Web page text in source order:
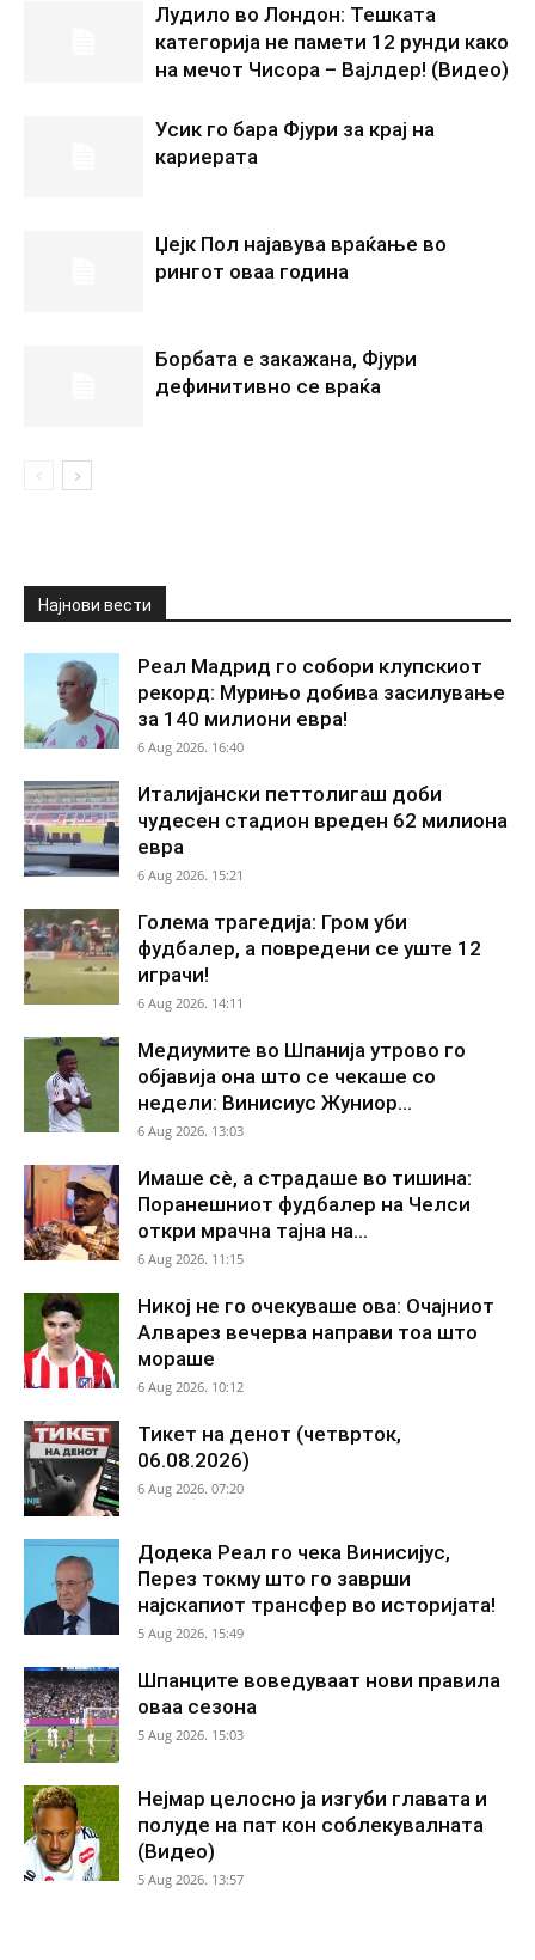
Лудило во Лондон: Тешката
категорија не памети 12 рунди како
на мечот Чисора – Вајлдер! (Видео)
Усик го бара Фјури за крај на
кариерата
Џејк Пол најавува враќање во
рингот оваа година
Борбата е закажана, Фјури
дефинитивно се враќа
Најнови вести
Реал Мадрид го собори клупскиот
рекорд: Мурињо добива засилување
за 140 милиони евра!
6 Aug 2026. 16:40
Италијански петтолигаш доби
чудесен стадион вреден 62 милиона
евра
6 Aug 2026. 15:21
Голема трагедија: Гром уби
фудбалер, а повредени се уште 12
играчи!
6 Aug 2026. 14:11
Медиумите во Шпанија утрово го
објавија она што се чекаше со
недели: Винисиус Жуниор...
6 Aug 2026. 13:03
Имаше сè, а страдаше во тишина:
Поранешниот фудбалер на Челси
откри мрачна тајна на...
6 Aug 2026. 11:15
Никој не го очекуваше ова: Очајниот
Алварез вечерва направи тоа што
мораше
6 Aug 2026. 10:12
Тикет на денот (четврток,
06.08.2026)
6 Aug 2026. 07:20
Додека Реал го чека Винисијус,
Перез токму што го заврши
најскапиот трансфер во историјата!
5 Aug 2026. 15:49
Шпанците воведуваат нови правила
оваа сезона
5 Aug 2026. 15:03
Нејмар целосно ја изгуби главата и
полуде на пат кон соблекувалната
(Видео)
5 Aug 2026. 13:57